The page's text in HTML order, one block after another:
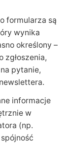
formularza są
wynika
określony –
zgłoszenia,
pytanie,
informacje
w
(np.